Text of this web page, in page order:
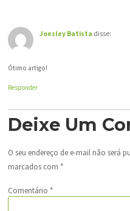
Joesley Batista disse:
Ótimo artigo!
Responder
Deixe Um
O seu endereço de e-mail não será
marcados com *
Comentário *